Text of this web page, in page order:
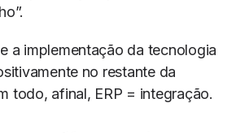
a implementação da tecnologia
no restante da
todo, afinal, ERP = integração.